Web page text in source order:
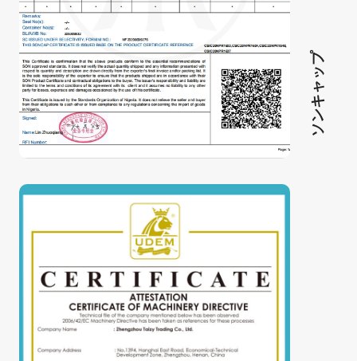
ソンキャップ